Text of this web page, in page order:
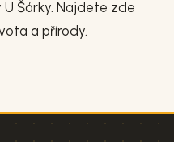
Šárky. Najdete zde
a přírody.